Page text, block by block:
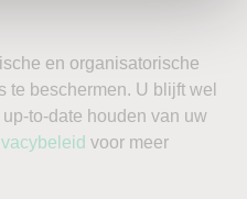
en organisatorische
te beschermen. U blijft wel
to-date houden van uw
voor meer